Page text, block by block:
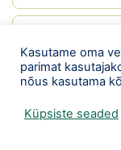
270/ Klass:
XLVI
Kasutame oma
parimat
nõus kasutama
Küpsiste seaded